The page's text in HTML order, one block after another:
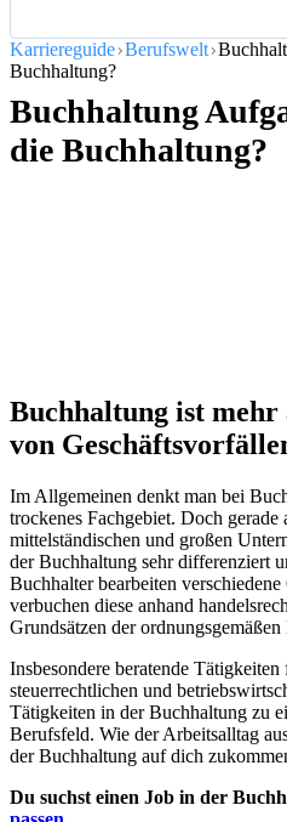
Karriereguide Berufswelt
Buchhaltung?
Buchhaltung
die Buchhaltung?
Buchhaltung ist mehr
von
Im Allgemeinen denkt man bei
trockenes Fachgebiet. Doch gerade
mittelständischen und großen
der Buchhaltung sehr differenziert
Buchhalter bearbeiten
verbuchen diese anhand
Grundsätzen der
Insbesondere beratende
steuerrechtlichen und
Tätigkeiten in der Buchhaltung zu
Berufsfeld. Wie der Arbeitsalltag
der Buchhaltung auf dich
Du suchst einen Job in der